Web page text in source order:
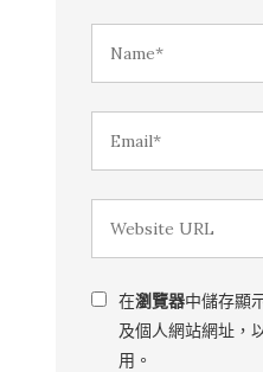
在瀏覽器中儲存顯
及個人網站網址，
用。